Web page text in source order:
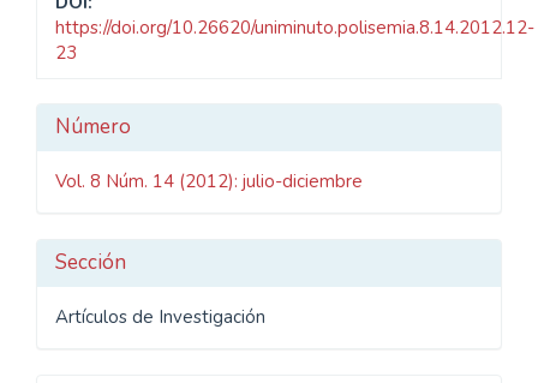
https://doi.org/10.26620/uniminuto.polisemia.8.14.2012.12-
23
Detalles
del
Número
Vol. 8 Núm. 14 (2012): julio-diciembre
Sección
Artículos de Investigación